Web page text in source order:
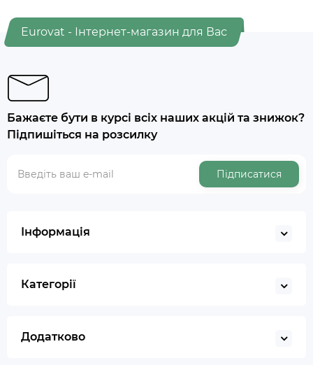
Eurovat - Інтернет-магазин для Вас
Бажаєте бути в курсі всіх наших акцій та знижок?
Підпишіться на розсилку
Підписатися
Інформація
Категорії
Додатково